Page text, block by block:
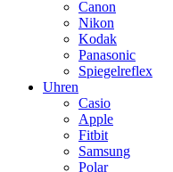
Canon
Nikon
Kodak
Panasonic
Spiegelreflex
Uhren
Casio
Apple
Fitbit
Samsung
Polar